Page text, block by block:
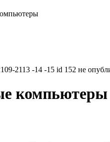
2113 -14 -15 id 152 не
компьютеры